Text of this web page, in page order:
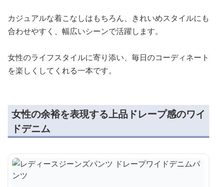
カジュアルな着こなしはもちろん、きれいめスタイルにも
合わせやすく、幅広いシーンで活躍します。
女性のライフスタイルに寄り添い、毎日のコーディネート
を楽しくしてくれる一本です。
女性の余裕を表現する上品ドレープ感のワイ
ドデニム